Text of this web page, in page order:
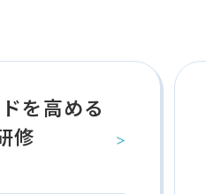
を高める
修